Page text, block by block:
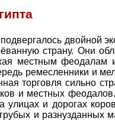
двойной
страну. Они
местным феодалам
ремесленники и
торговля сильно
и местных
улицах и дорогах
грубых и